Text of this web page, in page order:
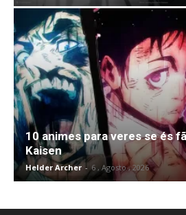
10 animes para veres se és
Kaisen
Helder Archer - 6 , Agosto , 2026